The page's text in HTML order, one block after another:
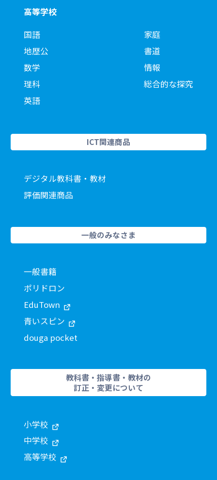
高等学校
国語
地歴公
数学
理科
英語
家庭
書道
情報
総合的な探究
ICT関連商品
デジタル教科書・教材
評価関連商品
一般のみなさま
一般書籍
ポリドロン
EduTown
青いスピン
douga pocket
教科書・指導書・教材の
訂正・変更について
小学校
中学校
高等学校